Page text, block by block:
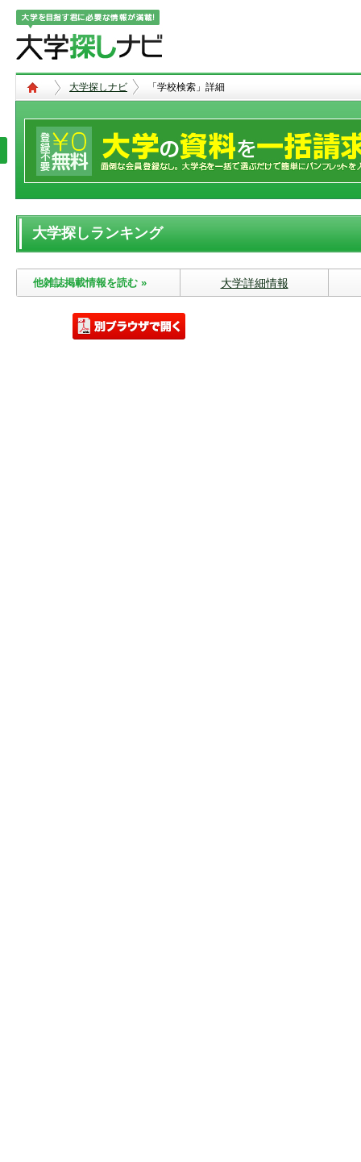
大学探しナビ 「学校検索」詳細
大学探しランキング
他雑誌掲載情報を読む » 大学詳細情報